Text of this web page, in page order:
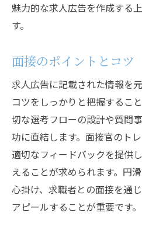
魅力的な求人広告を作成する
す。
面接のポイントとコツ
求人広告に記載された情報を
コツをしっかりと把握するこ
切な選考フローの設計や質問
功に直結します。面接官のト
適切なフィードバックを提供
えることが求められます。円
心掛け、求職者との面接を通
アピールすることが重要です。